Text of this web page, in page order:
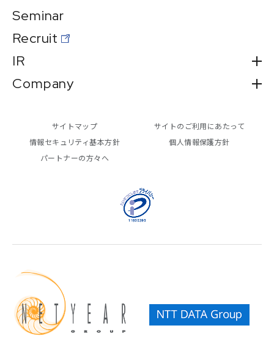
Seminar
Recruit
IR
Company
サイトのご利用にあたって
個人情報保護方針
情報セキュリティ基本方針
パートナーの方々へ
サイトマップ